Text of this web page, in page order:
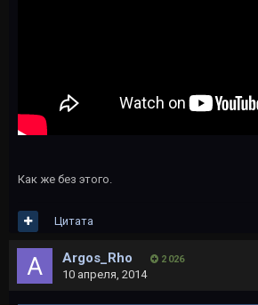
Как же без этого.
Цитата
Argos_Rho 2 026
10 апреля, 2014